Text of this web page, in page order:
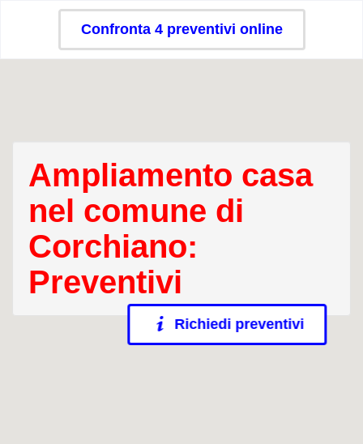
Confronta 4 preventivi online
Ampliamento casa
nel comune di
Corchiano:
Preventivi
Richiedi preventivi